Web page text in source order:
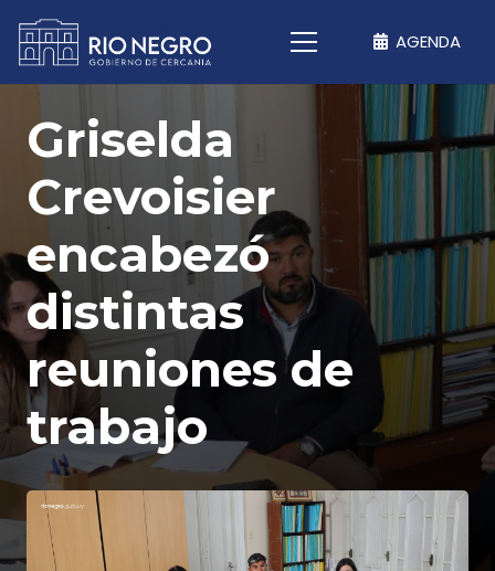
AGENDA
Griselda
Crevoisier
encabezó
distintas
reuniones de
trabajo